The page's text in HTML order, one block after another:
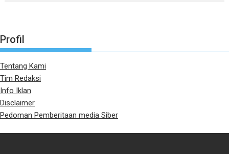
Profil
Tentang Kami
Tim Redaksi
Info Iklan
Disclaimer
Pedoman Pemberitaan media Siber